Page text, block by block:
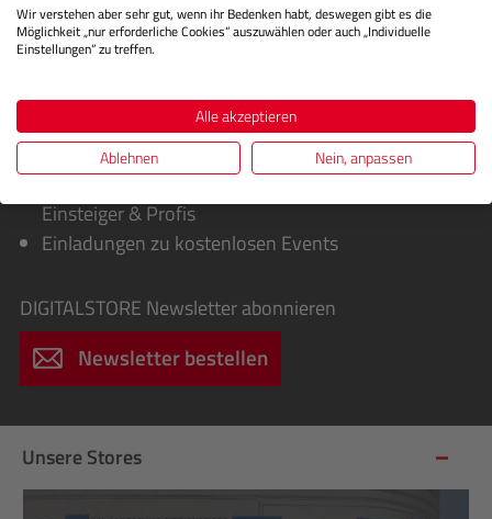
Exklusive Sonderaktionen, Cashbacks &
Sofortrabatte
Infos über spannende Fotografie-Workshops für
Einsteiger & Profis
Einladungen zu kostenlosen Events
DIGITALSTORE Newsletter abonnieren
Newsletter bestellen
Unsere Stores
Wir verstehen aber sehr gut, wenn ihr Bedenken habt, deswegen gibt es die
Möglichkeit „nur erforderliche Cookies“ auszuwählen oder auch „Individuelle
Einstellungen“ zu treffen.
Alle akzeptieren
Ablehnen
Nein, anpassen